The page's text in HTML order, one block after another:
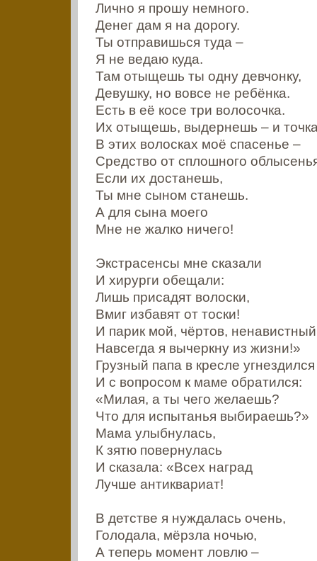
Лично я прошу немного.
Денег дам я на дорогу.
Ты отправишься туда –
Я не ведаю куда.
Там отыщешь ты одну девчонку,
Девушку, но вовсе не ребёнка.
Есть в её косе три волосочка.
Их отыщешь, выдернешь – и
В этих волосках моё спасенье –
Средство от сплошного
Если их достанешь,
Ты мне сыном станешь.
А для сына моего
Мне не жалко ничего!
Экстрасенсы мне сказали
И хирурги обещали:
Лишь присадят волоски,
Вмиг избавят от тоски!
И парик мой, чёртов, ненавистный
Навсегда я вычеркну из жизни!»
Грузный папа в кресле угнездился
И с вопросом к маме обратился:
«Милая, а ты чего желаешь?
Что для испытанья выбираешь?»
Мама улыбнулась,
К зятю повернулась
И сказала: «Всех наград
Лучше антиквариат!
В детстве я нуждалась очень,
Голодала, мёрзла ночью,
А теперь момент ловлю –